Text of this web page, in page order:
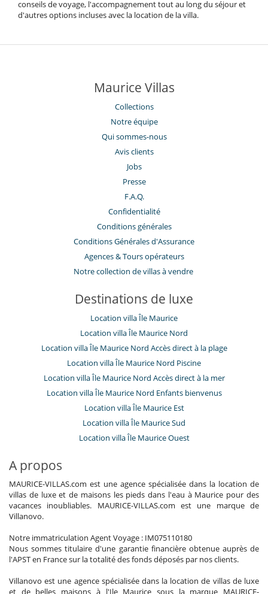
conseils de voyage, l'accompagnement tout au long du séjour et
d'autres options incluses avec la location de la villa.
Maurice Villas
Collections
Notre équipe
Qui sommes-nous
Avis clients
Jobs
Presse
F.A.Q.
Confidentialité
Conditions générales
Conditions Générales d'Assurance
​Agences & Tours opérateurs
Notre collection de villas à vendre
Destinations de luxe
Location villa Île Maurice
Location villa Île Maurice Nord
Location villa Île Maurice Nord Accès direct à la plage
Location villa Île Maurice Nord Piscine
Location villa Île Maurice Nord Accès direct à la mer
Location villa Île Maurice Nord Enfants bienvenus
Location villa Île Maurice Est
Location villa Île Maurice Sud
Location villa Île Maurice Ouest
A propos
MAURICE-VILLAS.com est une agence spécialisée dans la location de
villas de luxe et de maisons les pieds dans l'eau à Maurice pour des
vacances inoubliables. MAURICE-VILLAS.com est une marque de
Villanovo.
Notre immatriculation Agent Voyage : IM075110180
Nous sommes titulaire d'une garantie financière obtenue auprès de
l'APST en France sur la totalité des fonds déposés par nos clients.
Villanovo est une agence spécialisée dans la location de villas de luxe